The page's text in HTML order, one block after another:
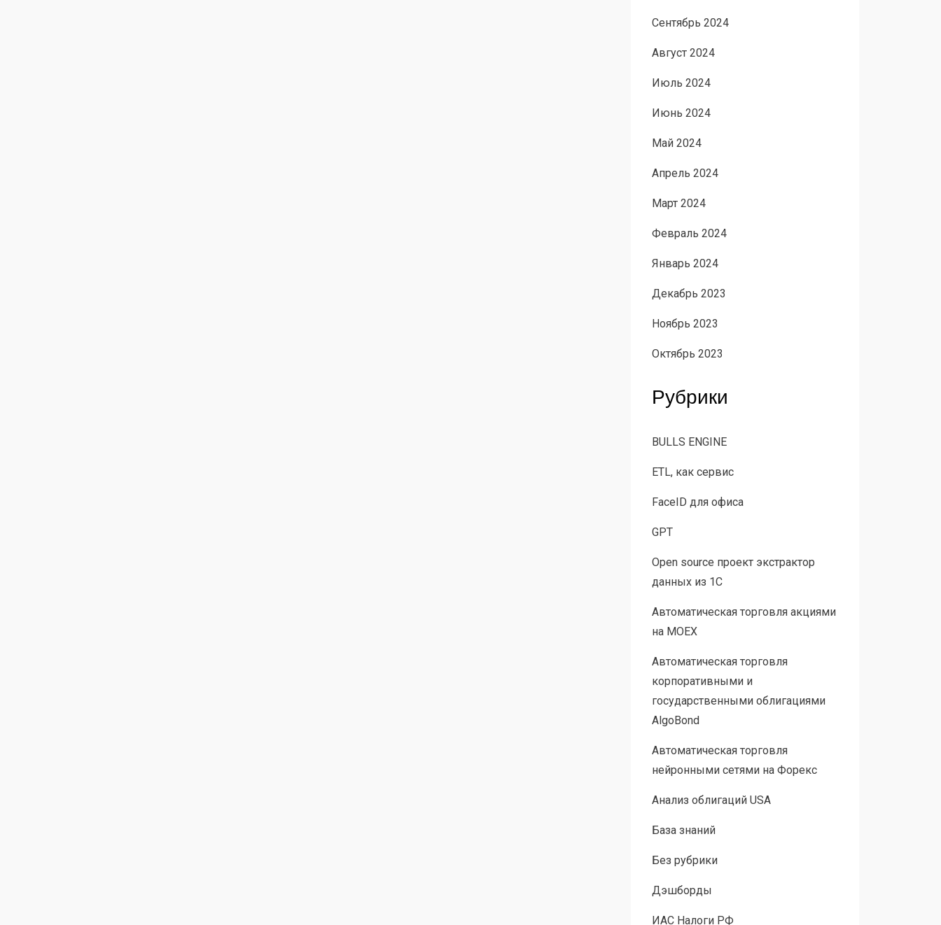
Сентябрь 2024
Август 2024
Июль 2024
Июнь 2024
Май 2024
Апрель 2024
Март 2024
Февраль 2024
Январь 2024
Декабрь 2023
Ноябрь 2023
Октябрь 2023
Рубрики
BULLS ENGINE
ETL, как сервис
FaceID для офиса
GPT
Open source проект экстрактор
данных из 1С
Автоматическая торговля акциями
на MOEX
Автоматическая торговля
корпоративными и
государственными облигациями
AlgoBond
Автоматическая торговля
нейронными сетями на Форекс
Анализ облигаций USA
База знаний
Без рубрики
Дэшборды
ИАС Налоги РФ